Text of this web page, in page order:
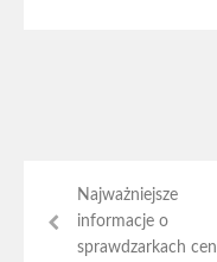
Najważniejsze
informacje o
sprawdzarkach cen